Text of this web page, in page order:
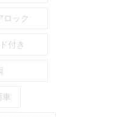
ロック
付き
車